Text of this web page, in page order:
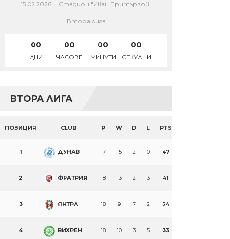
15.02.2026 Стадион "Иван Притъргов"
Втора лига
00
ДНИ
00
ЧАСОВЕ
00
МИНУТИ
00
СЕКУДНИ
ВТОРА ЛИГА
ПОЗИЦИЯ CLUB P W D L PTS
1 ДУНАВ 17 15 2 0 47
2 ФРАТРИЯ 18 13 2 3 41
3 ЯНТРА 18 9 7 2 34
4 ВИХРЕН 18 10 3 5 33